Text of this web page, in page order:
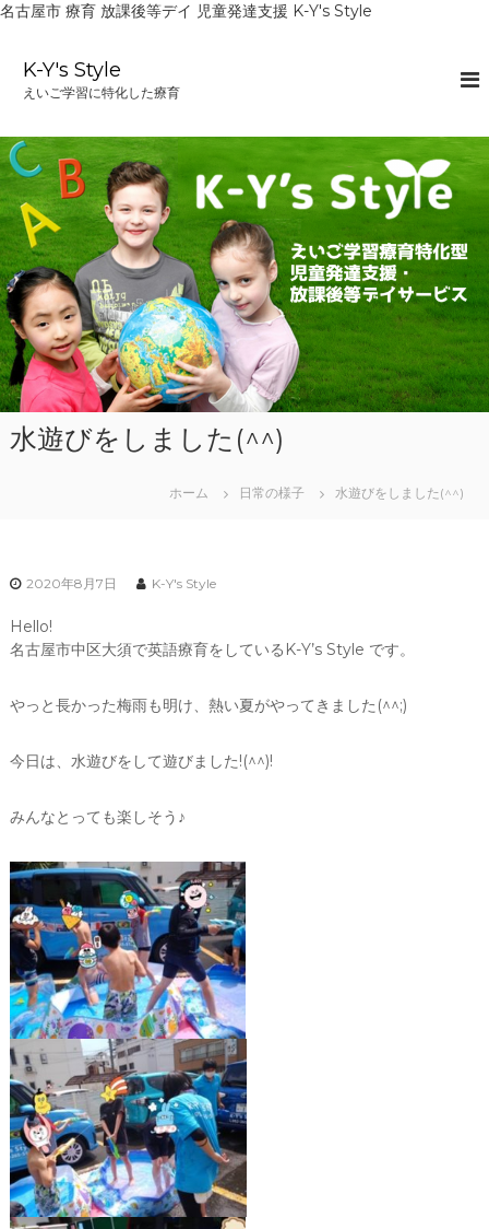
名古屋市 療育 放課後等デイ 児童発達支援 K-Y's Style
へ
ス
キ
ッ
プ
K-Y's Style
えいご学習に特化した療育
水遊びをしました(^^)
ホーム 日常の様子 水遊びをしました(^^)
2020年8月7日 K-Y's Style
Hello!
名古屋市中区大須で英語療育をしているK-Y’s Style です。
やっと長かった梅雨も明け、熱い夏がやってきました(^^;)
今日は、水遊びをして遊びました!(^^)!
みんなとっても楽しそう♪